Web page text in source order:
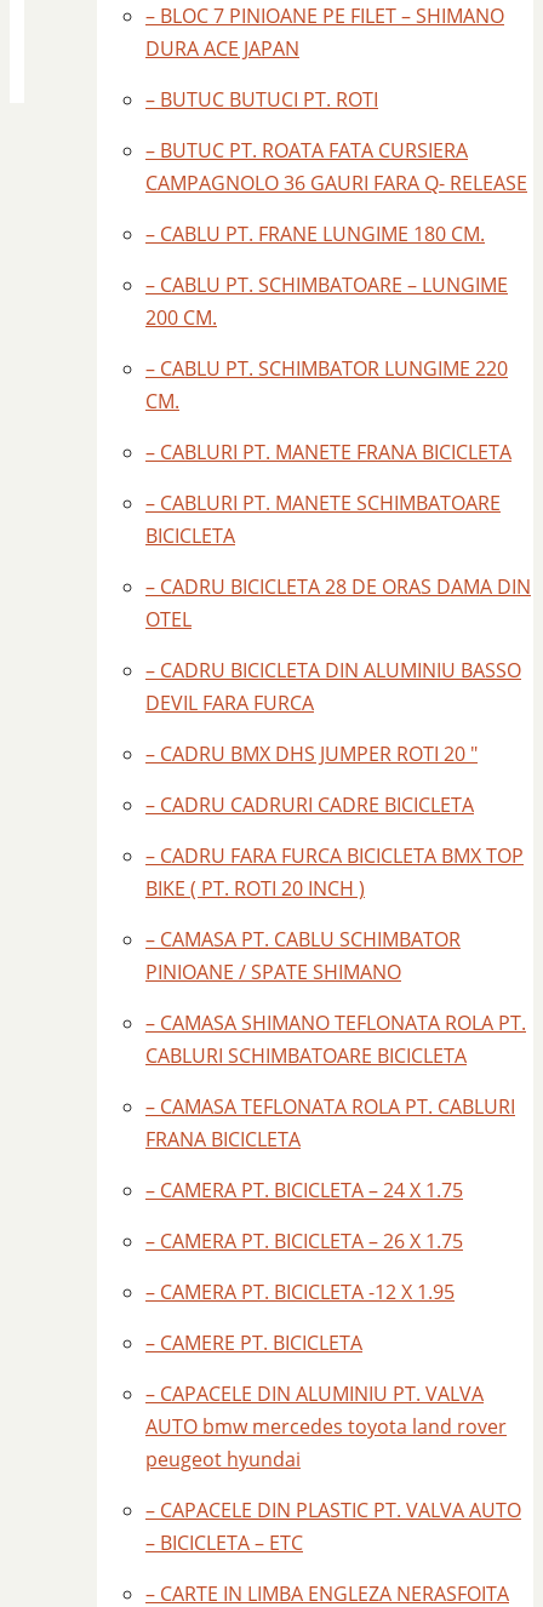
– BLOC 7 PINIOANE PE FILET – SHIMANO
DURA ACE JAPAN
– BUTUC BUTUCI PT. ROTI
– BUTUC PT. ROATA FATA CURSIERA
CAMPAGNOLO 36 GAURI FARA Q- RELEASE
– CABLU PT. FRANE LUNGIME 180 CM.
– CABLU PT. SCHIMBATOARE – LUNGIME
200 CM.
– CABLU PT. SCHIMBATOR LUNGIME 220
CM.
– CABLURI PT. MANETE FRANA BICICLETA
– CABLURI PT. MANETE SCHIMBATOARE
BICICLETA
– CADRU BICICLETA 28 DE ORAS DAMA DIN
OTEL
– CADRU BICICLETA DIN ALUMINIU BASSO
DEVIL FARA FURCA
– CADRU BMX DHS JUMPER ROTI 20 "
– CADRU CADRURI CADRE BICICLETA
– CADRU FARA FURCA BICICLETA BMX TOP
BIKE ( PT. ROTI 20 INCH )
– CAMASA PT. CABLU SCHIMBATOR
PINIOANE / SPATE SHIMANO
– CAMASA SHIMANO TEFLONATA ROLA PT.
CABLURI SCHIMBATOARE BICICLETA
– CAMASA TEFLONATA ROLA PT. CABLURI
FRANA BICICLETA
– CAMERA PT. BICICLETA – 24 X 1.75
– CAMERA PT. BICICLETA – 26 X 1.75
– CAMERA PT. BICICLETA -12 X 1.95
– CAMERE PT. BICICLETA
– CAPACELE DIN ALUMINIU PT. VALVA
AUTO bmw mercedes toyota land rover
peugeot hyundai
– CAPACELE DIN PLASTIC PT. VALVA AUTO
– BICICLETA – ETC
– CARTE IN LIMBA ENGLEZA NERASFOITA